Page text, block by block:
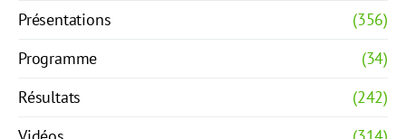
Présentations
(356)
Programme
(34)
Résultats
(242)